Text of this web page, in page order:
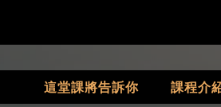
這堂課將告訴你 課程介